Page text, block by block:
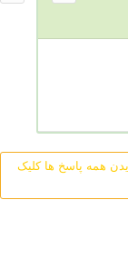
برای دیدن همه پاسخ ها کلیک